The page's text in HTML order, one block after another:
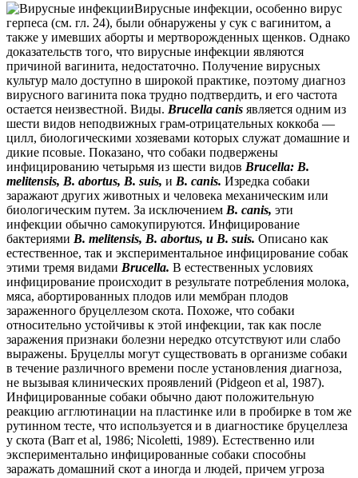
Вирусные инфекции, особенно вирус
герпеса (см. гл. 24), были обнаружены у сук с вагинитом, а
также у имевших аборты и мертворожденных щенков. Однако
доказательств того, что вирусные инфекции являются
причиной вагинита, недостаточно. Получение вирусных
культур мало доступно в широкой практике, поэтому диагноз
вирусного вагинита пока трудно подтвердить, и его частота
остается неизвестной. Виды. Brucella canis является одним из
шести видов неподвижных грам-отрицательных коккоба —
цилл, биологическими хозяевами которых служат домашние и
дикие псовые. Показано, что собаки подвержены
инфицированию четырьмя из шести видов Brucella: B.
melitensis, В. abortus, В. suis, и В. canis. Изредка собаки
заражают других животных и человека механическим или
биологическим путем. За исключением В. canis, эти
инфекции обычно самокупируются. Инфицирование
бактериями В. melitensis, В. abortus, и В. suis. Описано как
естественное, так и экспериментальное инфицирование собак
этими тремя видами Brucella. В естественных условиях
инфицирование происходит в результате потребления молока,
мяса, абортированных плодов или мембран плодов
зараженного бруцеллезом скота. Похоже, что собаки
относительно устойчивы к этой инфекции, так как после
заражения признаки болезни нередко отсутствуют или слабо
выражены. Бруцеллы могут существовать в организме собаки
в течение различного времени после установления диагноза,
не вызывая клинических проявлений (Pidgeon et al, 1987).
Инфицированные собаки обычно дают положительную
реакцию агглютинации на пластинке или в пробирке в том же
рутинном тесте, что используется и в диагностике бруцеллеза
у скота (Barr et al, 1986; Nicoletti, 1989). Естественно или
экспериментально инфицированные собаки способны
заражать домашний скот а иногда и людей, причем угроза